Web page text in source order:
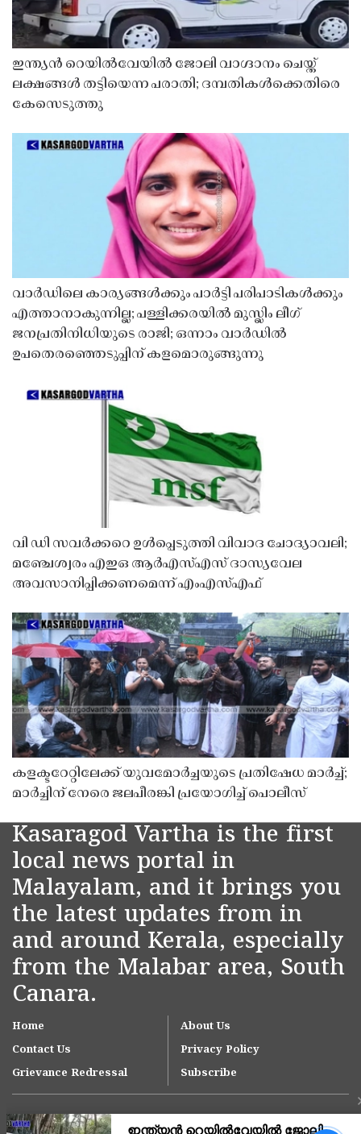
ഇന്ത്യൻ റെയിൽവേയിൽ ജോലി വാഗ്ദാനം ചെയ്ത്
ലക്ഷങ്ങൾ തട്ടിയെന്ന പരാതി; ദമ്പതികൾക്കെതിരെ
കേസെടുത്തു
വാർഡിലെ കാര്യങ്ങൾക്കും പാർട്ടി പരിപാടികൾക്കും
എത്താനാകുന്നില്ല; പള്ളിക്കരയിൽ മുസ്ലിം ലീഗ്
ജനപ്രതിനിധിയുടെ രാജി; ഒന്നാം വാർഡിൽ
ഉപതെരഞ്ഞെടുപ്പിന് കളമൊരുങ്ങുന്നു
വി ഡി സവർക്കറെ ഉൾപ്പെടുത്തി വിവാദ ചോദ്യാവലി;
മഞ്ചേശ്വരം എഇഒ ആർഎസ്എസ് ദാസ്യവേല
അവസാനിപ്പിക്കണമെന്ന് എംഎസ്എഫ്
കളക്ടറേറ്റിലേക്ക് യുവമോർച്ചയുടെ പ്രതിഷേധ മാർച്ച്;
മാർച്ചിന് നേരെ ജലപീരങ്കി പ്രയോഗിച്ച് പൊലീസ്
Kasaragod Vartha is the first
local news portal in
Malayalam, and it brings you
the latest updates from in
and around Kerala, especially
from the Malabar area, South
Canara.
Home
About Us
Contact Us
Privacy Policy
Grievance Redressal
Subscribe